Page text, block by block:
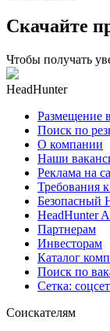
Скачайте
Чтобы получать
HeadHunter
Размещение
Поиск по
О компании
Наши
Реклама на
Требования
Безопасный
HeadHunter
Партнерам
Инвесторам
Каталог
Поиск по
Сетка:
Соискателям